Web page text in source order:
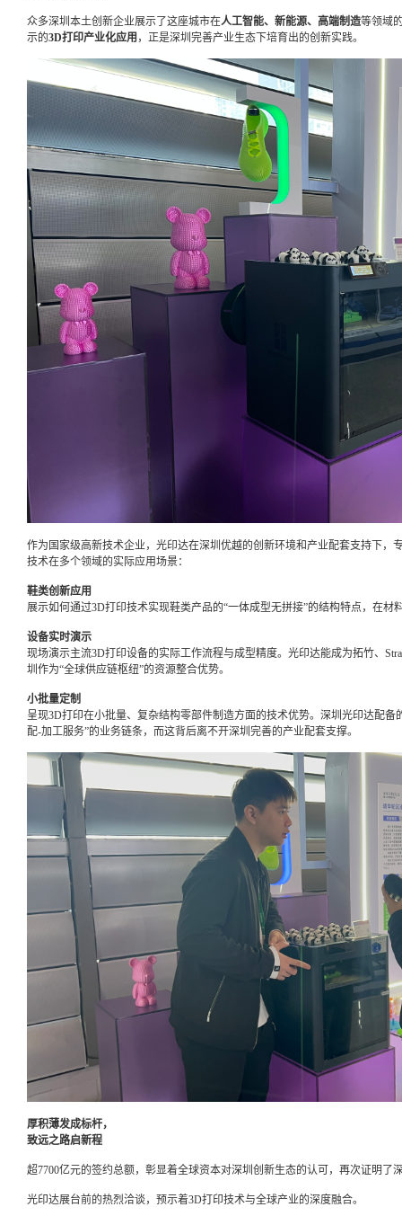
众多深圳本土创新企业展示了这座城市在人工智能、新能源、高端制造等领域
示的3D打印产业化应用 ，正是深圳完善产业生态下培育出的创新实践。
作为国家级高新技术企业，光印达在深圳优越的创新环境和产业配套支持下，
技术在多个领域的实际应用场景：
鞋类创新应用
展示如何通过3D打印技术实现鞋类产品的“一体成型无拼接”的结构特点，在材
设备实时演示
现场演示主流3D打印设备的实际工作流程与成型精度。光印达能成为拓竹、
圳作为“全球供应链枢纽”的资源整合优势。
小批量定制
呈现3D打印在小批量、复杂结构零部件制造方面的技术优势。深圳光印达配
配-加工服务”的业务链条，而这背后离不开深圳完善的产业配套支撑。
厚积薄发成标杆，
致远之路启新程
超7700亿元的签约总额，彰显着全球资本对深圳创新生态的认可，再次证明了
光印达展台前的热烈洽谈，预示着3D打印技术与全球产业的深度融合。